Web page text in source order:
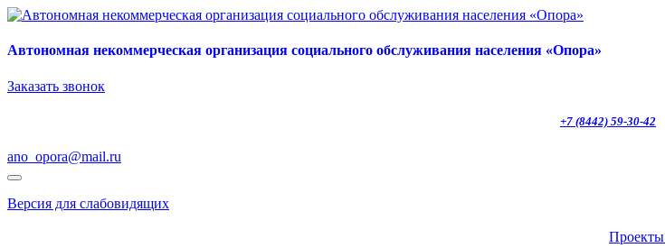
Автономная некоммерческая организация социального обслуживания населения «Опора»
Заказать звонок
+7 (8442) 59-30-42
ano_opora@mail.ru
Версия для слабовидящих
Проекты